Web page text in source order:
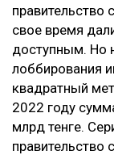
правительство
свое время
доступным. Но
лоббирования
квадратный
2022 году
млрд тенге.
правительство